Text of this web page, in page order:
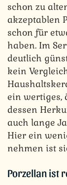
schon zu
akzeptablen
schon für
haben. Im
deutlich
kein
ein wertiges,
dessen
auch lange
Hier ein
nehmen ist
Porzellan ist